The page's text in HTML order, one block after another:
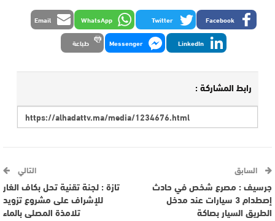
Facebook
Twitter
WhatsApp
Email
LinkedIn
Messenger طباعة
رابط المشاركة :
السابق
جرسيف : مصرع شخص في حادث
إصطدام 3 سيارات عند مدخل
الطريق السيار بصاكة
التالي
تازة : لجنة تقنية تحل بكاف الغار
للإشراف على مشروع تزويد
تلامذة المصلى بالماء